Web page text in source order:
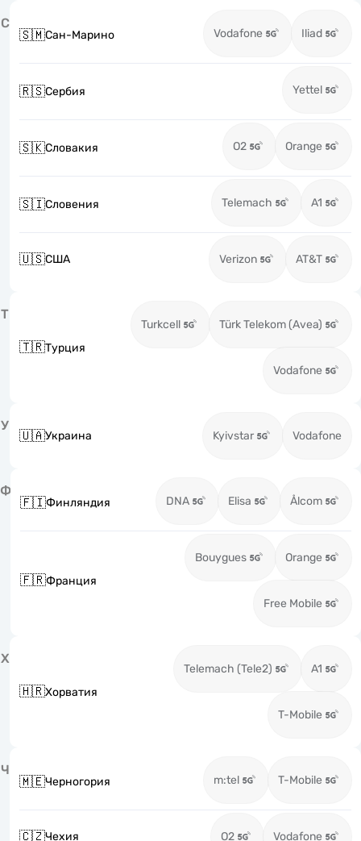
С
🇸🇲Сан-Марино Vodafone Iliad
🇷🇸Сербия Yettel
🇸🇰Словакия O2 Orange
🇸🇮Словения Telemach A1
🇺🇸США Verizon AT&T
Т
🇹🇷Турция
Turkcell Türk Telekom (Avea)
Vodafone
У
🇺🇦Украина Kyivstar Vodafone
Ф
🇫🇮Финляндия DNA Elisa Ålcom
🇫🇷Франция
Bouygues Orange
Free Mobile
Х
🇭🇷Хорватия
Telemach (Tele2) A1
T-Mobile
Ч
🇲🇪Черногория m:tel T-Mobile
🇨🇿Чехия O2 Vodafone